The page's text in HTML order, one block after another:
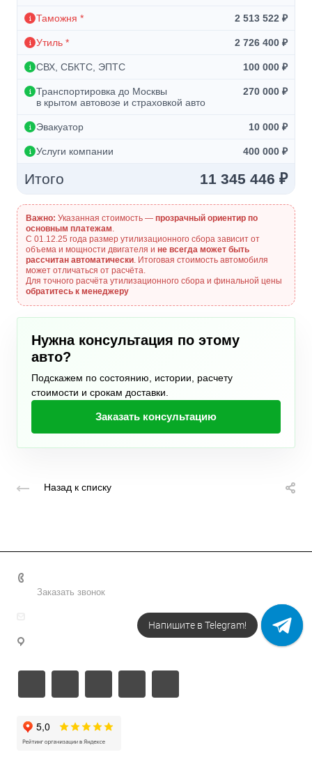
Таможня * 2 513 522 ₽
Утиль * 2 726 400 ₽
СВХ, СБКТС, ЭПТС 100 000 ₽
Транспортировка до Москвы
в крытом автовозе и страховкой авто
270 000 ₽
Эвакуатор 10 000 ₽
Услуги компании 400 000 ₽
Итого 11 345 446 ₽
Важно: Указанная стоимость — прозрачный ориентир по
основным платежам.
С 01.12.25 года размер утилизационного сбора зависит от
объема и мощности двигателя и не всегда может быть
рассчитан автоматически. Итоговая стоимость автомобиля
может отличаться от расчёта.
Для точного расчёта утилизационного сбора и финальной цены
обратитесь к менеджеру
Нужна консультация по этому
авто?
Подскажем по состоянию, истории, расчету
стоимости и срокам доставки.
Заказать консультацию
Назад к списку
Заказать звонок
info@metodsmirnova.ru
Напишите в Telegram!